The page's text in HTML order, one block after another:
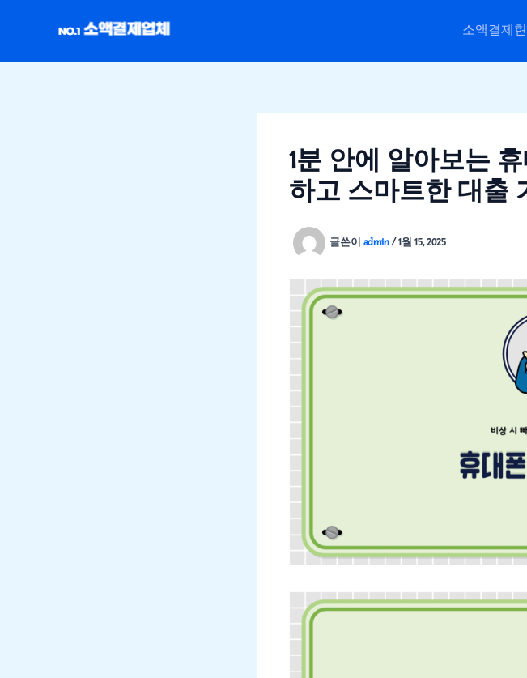
소액결제
1분 안에 알아보는
하고 스마트한 대출
글쓴이 admin/ 1월 15, 2025